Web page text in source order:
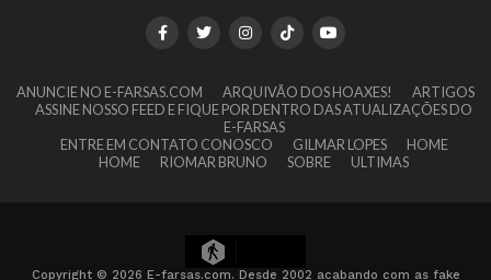
ANUNCIE NO E-FARSAS.COM ARQUIVÃO DOS HOAXES!
ARTIGOS
ASSINE NOSSO FEED E FIQUE POR DENTRO DAS ATUALIZAÇÕES DO
E-FARSAS
ENTRE EM CONTATO CONOSCO
GILMAR LOPES
HOME
HOME
RIOMAR BRUNO SOBRE ULTIMAS
Copyright © 2026 E-farsas.com. Desde 2002 acabando com as fake